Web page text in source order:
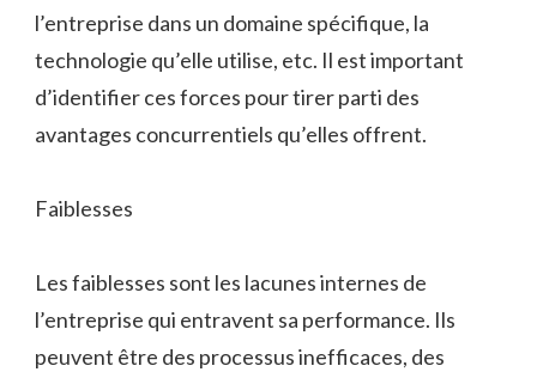
l’entreprise dans un domaine spécifique, la
technologie qu’elle utilise, etc. Il est important
d’identifier ces forces pour tirer parti des
avantages concurrentiels qu’elles offrent.
Faiblesses
Les faiblesses sont les lacunes internes de
l’entreprise qui entravent sa performance. Ils
peuvent être des processus inefficaces, des